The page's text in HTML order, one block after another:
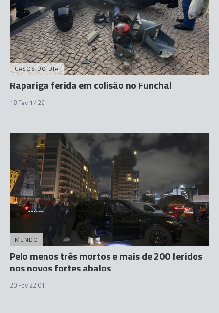
CASOS DO DIA
Rapariga ferida em colisão no Funchal
18 Fev 17:28
MUNDO
Pelo menos três mortos e mais de 200 feridos
nos novos fortes abalos
20 Fev 22:01